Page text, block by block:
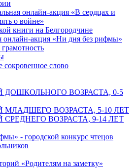
онлайн-акция «В сердцах и
о войне»
книги на Белгородчине
онлайн-акция «Ни дня без рифмы»
сокровенное слово
ДОШКОЛЬНОГО ВОЗРАСТА, 0-5
МЛАДШЕГО ВОЗРАСТА, 5-10 ЛЕТ
СРЕДНЕГО ВОЗРАСТА, 9-14 ЛЕТ
- городской конкурс чтецов
«Родителям на заметку»